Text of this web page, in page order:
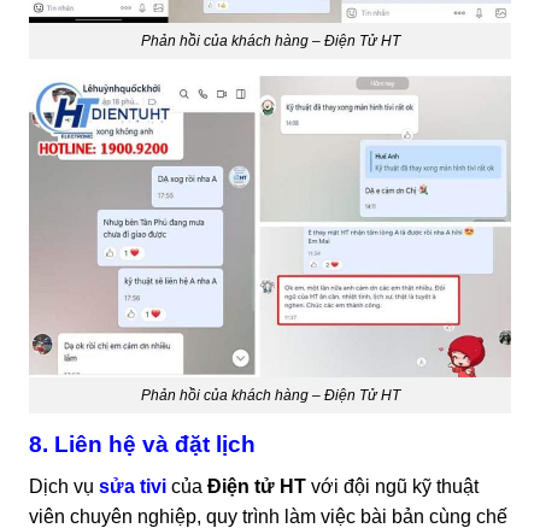
Phản hồi của khách hàng – Điện Tử HT
Phản hồi của khách hàng – Điện Tử HT
8. Liên hệ và đặt lịch
Dịch vụ sửa tivi của Điện tử HT với đội ngũ kỹ thuật
viên chuyên nghiệp, quy trình làm việc bài bản cùng chế